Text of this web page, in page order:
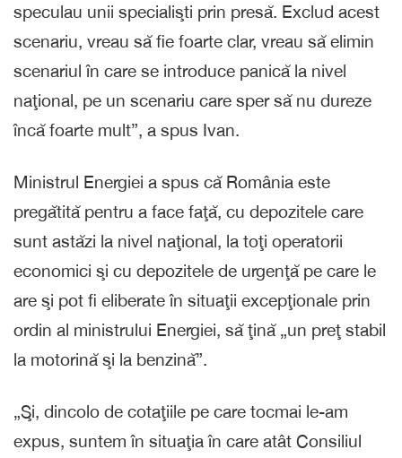
speculau unii specialişti prin presă. Exclud acest
scenariu, vreau să fie foarte clar, vreau să elimin
scenariul în care se introduce panică la nivel
naţional, pe un scenariu care sper să nu dureze
încă foarte mult”, a spus Ivan.
Ministrul Energiei a spus că România este
pregătită pentru a face faţă, cu depozitele care
sunt astăzi la nivel naţional, la toţi operatorii
economici şi cu depozitele de urgenţă pe care le
are şi pot fi eliberate în situaţii excepţionale prin
ordin al ministrului Energiei, să ţină „un preţ stabil
la motorină şi la benzină”.
„Şi, dincolo de cotaţiile pe care tocmai le-am
expus, suntem în situaţia în care atât Consiliul